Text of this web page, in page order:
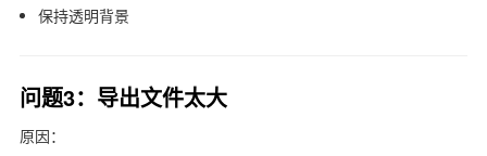
保持透明背景
问题3：导出文件太大
原因：